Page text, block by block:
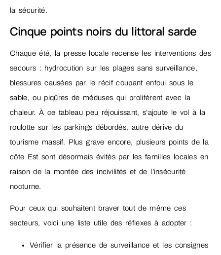
la sécurité.
Cinque points noirs du littoral sarde
Chaque été, la presse locale recense les interventions des
secours : hydrocution sur les plages sans surveillance,
blessures causées par le récif coupant enfoui sous le
sable, ou piqûres de méduses qui prolifèrent avec la
chaleur. À ce tableau peu réjouissant, s’ajoute le vol à la
roulotte sur les parkings débordés, autre dérive du
tourisme massif. Plus grave encore, plusieurs points de la
côte Est sont désormais évités par les familles locales en
raison de la montée des incivilités et de l’insécurité
nocturne.
Pour ceux qui souhaitent braver tout de même ces
secteurs, voici une liste utile des réflexes à adopter :
Vérifier la présence de surveillance et les consignes